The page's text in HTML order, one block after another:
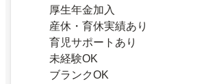
厚生年金加入
産休・育休実績あり
育児サポートあり
未経験OK
ブランクOK